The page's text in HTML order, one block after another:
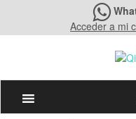
Acceder a mi